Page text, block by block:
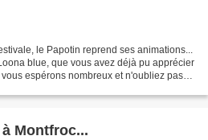
le Papotin reprend ses animations...
blue, que vous avez déjà pu apprécier
espérons nombreux et n'oubliez pas
Montfroc...